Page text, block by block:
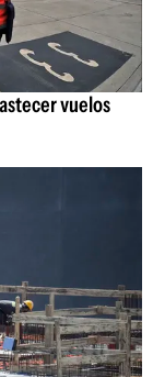
vuelos